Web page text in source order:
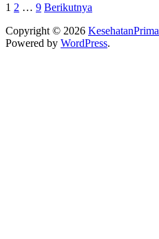
Paginasi
pos
1 2 … 9 Berikutnya
Copyright © 2026 KesehatanPrima
Powered by WordPress.